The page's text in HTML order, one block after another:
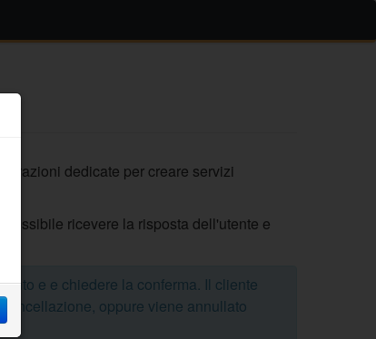
dedicate per creare servizi
ricevere la risposta dell'utente e
e e chiedere la conferma. Il cliente
oppure viene annullato